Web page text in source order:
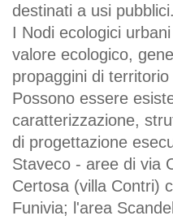
destinati a usi
I Nodi ecologici
valore ecologico,
propaggini di
Possono essere
caratterizzazione,
di progettazione
Staveco - aree di via
Certosa (villa Contri)
Funivia; l'area